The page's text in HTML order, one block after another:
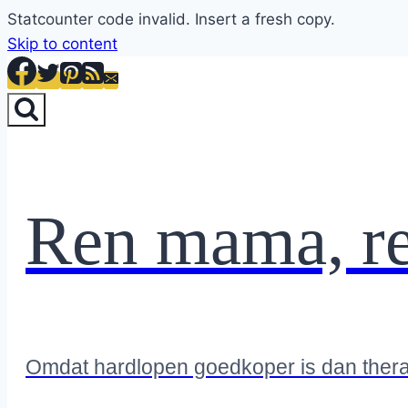
Statcounter code invalid. Insert a fresh copy.
Skip to content
Ren mama,
Omdat hardlopen goedkoper is dan